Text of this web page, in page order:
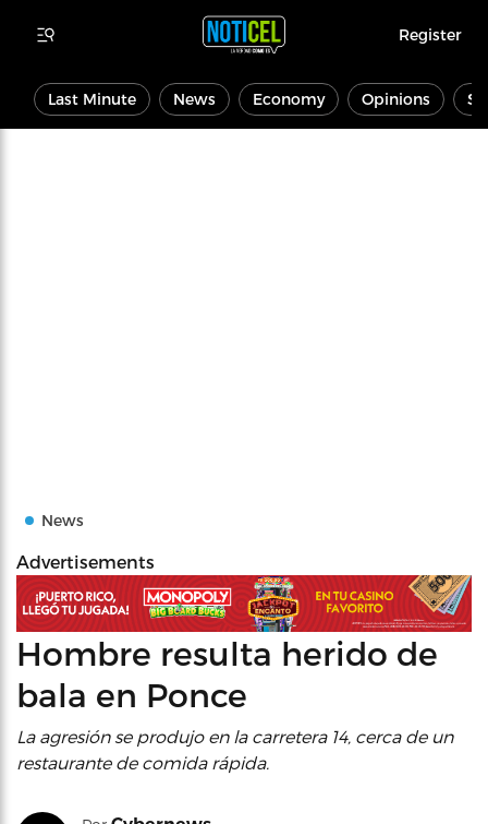
Register
Last Minute News Economy Opinions
News
Advertisements
Hombre resulta herido de
bala en Ponce
La agresión se produjo en la carretera 14, cerca de un
restaurante de comida rápida.